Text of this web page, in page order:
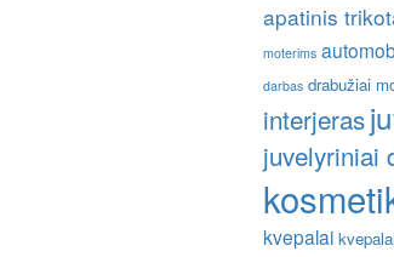
apatinis
moterims
darbas drabužiai
interjeras
juvelyriniai
kvepalai